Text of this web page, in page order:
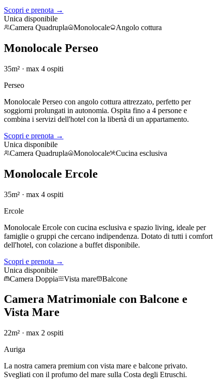
Scopri e prenota →
Unica disponibile
Camera Quadrupla
Monolocale Angolo cottura
Monolocale Perseo
35m² · max 4 ospiti
Perseo
Monolocale Perseo con angolo cottura attrezzato, perfetto per
soggiorni prolungati in autonomia. Ospita fino a 4 persone e
combina i servizi dell'hotel con la libertà di un appartamento.
Scopri e prenota →
Unica disponibile
Camera Quadrupla
Monolocale Cucina esclusiva
Monolocale Ercole
35m² · max 4 ospiti
Ercole
Monolocale Ercole con cucina esclusiva e spazio living, ideale per
famiglie o gruppi che cercano indipendenza. Dotato di tutti i comfort
dell'hotel, con colazione a buffet disponibile.
Scopri e prenota →
Unica disponibile
Camera Doppia
Vista mare Balcone
Camera Matrimoniale con Balcone e
Vista Mare
22m² · max 2 ospiti
Auriga
La nostra camera premium con vista mare e balcone privato.
Svegliati con il profumo del mare sulla Costa degli Etruschi.